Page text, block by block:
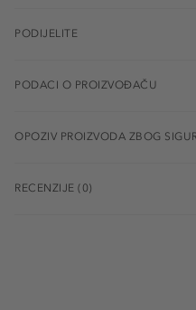
PODIJELITE
PODACI O PROIZVOĐAČU
OPOZIV PROIZVODA ZBOG
RECENZIJE (0)